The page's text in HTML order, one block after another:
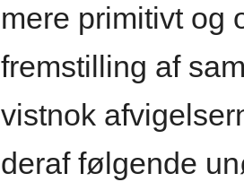
mere primitivt og
fremstilling af
vistnok
deraf følgende